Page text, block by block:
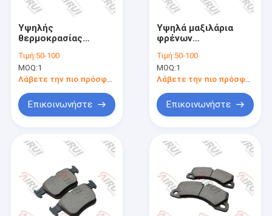
Υψηλής
θερμοκρασίας
μαξιλάρια φρένων
επιβατικών
αυτοκινήτων για την
Τιμή:50-100
MOQ:1
Λάβετε την πιο πρόσφατη τιμή
Επικοινωνήστε
Υψηλά μαξιλάρια
φρένων
διάρκειας οργανικά
κεραμικά για την
καθολική
Τιμή:50-100
MOQ:1
Επικοινωνήστε